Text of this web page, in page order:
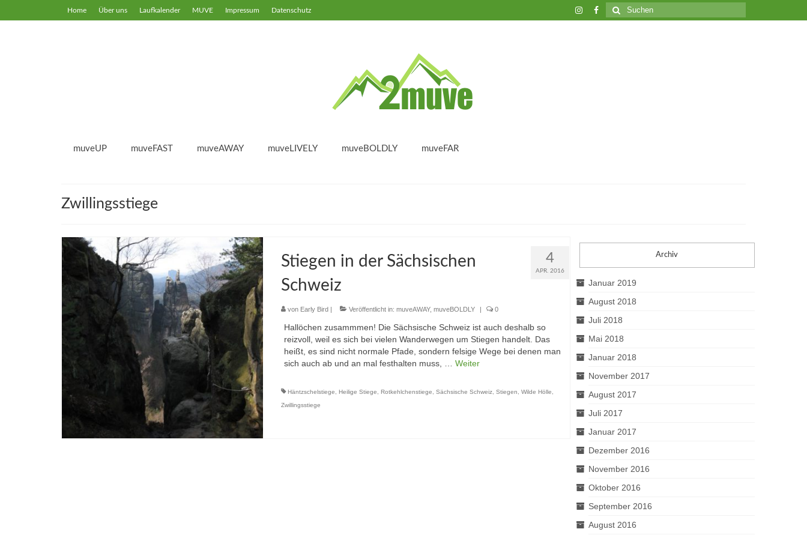
Home Über uns Laufkalender MUVE Impressum Datenschutz
Suche
nach:
muveUP muveFAST muveAWAY muveLIVELY muveBOLDLY muveFAR
Zwillingsstiege
4
APR. 2016
Stiegen in der Sächsischen
Schweiz
von Early Bird| Veröffentlicht in: muveAWAY, muveBOLDLY | 0
Hallöchen zusammmen! Die Sächsische Schweiz ist auch deshalb so
reizvoll, weil es sich bei vielen Wanderwegen um Stiegen handelt. Das
heißt, es sind nicht normale Pfade, sondern felsige Wege bei denen man
sich auch ab und an mal festhalten muss, … Weiter
Häntzschelstiege Heilige Stiege Rotkehlchenstiege Sächsische Schweiz, Stiegen Wilde Hölle
Zwillingsstiege
Archiv
Januar 2019
August 2018
Juli 2018
Mai 2018
Januar 2018
November 2017
August 2017
Juli 2017
Januar 2017
Dezember 2016
November 2016
Oktober 2016
September 2016
August 2016